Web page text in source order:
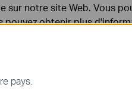
pays.
sur notre site Web. Vous
obtenir plus
Web et ne peuvent pas